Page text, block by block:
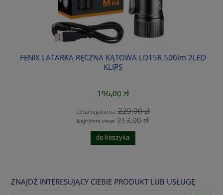
FENIX LATARKA RĘCZNA KĄTOWA LD15R 500lm 2LED
KLIPS
196,00 zł
Cena regularna: 229,00 zł
Najniższa cena: 213,00 zł
do koszyka
ZNAJDŹ INTERESUJĄCY CIEBIE PRODUKT LUB USŁUGĘ